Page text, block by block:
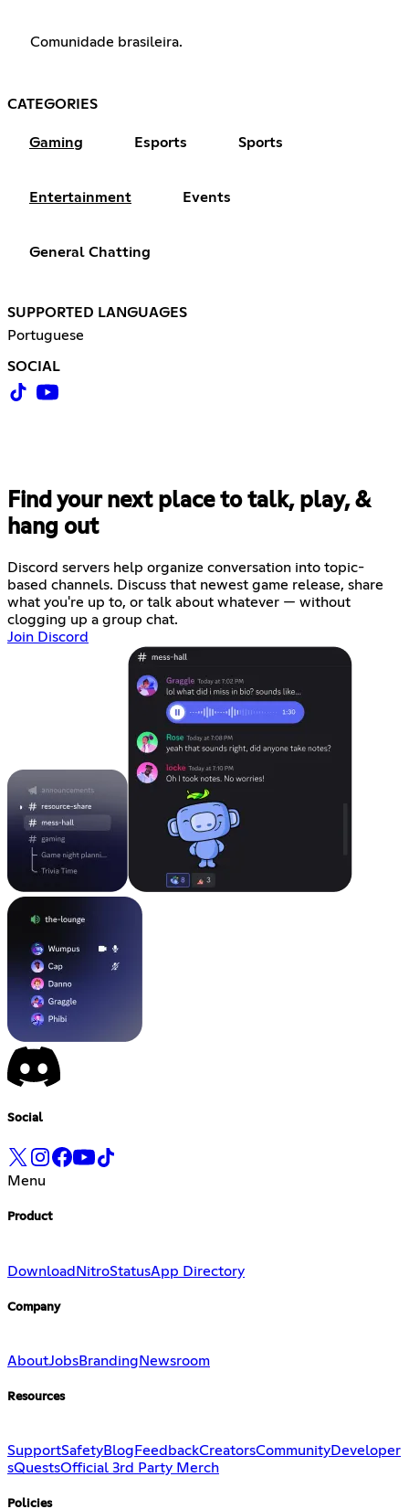
Comunidade brasileira.
CATEGORIES
Gaming Esports Sports
Entertainment Events
General Chatting
SUPPORTED LANGUAGES
Portuguese
SOCIAL
Find your next place to talk, play, &
hang out
Discord servers help organize conversation into topic-
based channels. Discuss that newest game release, share
what you're up to, or talk about whatever — without
clogging up a group chat.
Join Discord
Social
Menu
Product
DownloadNitroStatusApp Directory
Company
AboutJobsBranding Newsroom
Resources
SupportSafetyBlog FeedbackCreatorsCommunityDeveloper
sQuestsOfficial 3rd Party Merch
Policies